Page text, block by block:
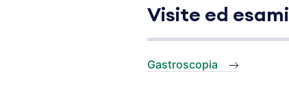
Visite ed esami
Gastroscopia